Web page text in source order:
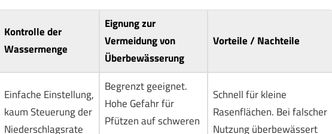
Kontrolle der
Wassermenge
Eignung zur
Vermeidung von
Überbewässerung
Vorteile / Nachteile
Einfache Einstellung,
kaum Steuerung der
Niederschlagsrate
Begrenzt geeignet.
Hohe Gefahr für
Pfützen auf schweren
Schnell für kleine
Rasenflächen. Bei falscher
Nutzung überbewässert